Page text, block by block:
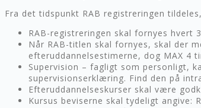
Fra det tidspunkt RAB registreringen
RAB-registreringen skal fornyes hvert
Når RAB-titlen skal fornyes, skal der
efteruddannelsestimerne, dog MAX 4
Supervision – fagligt som personligt,
supervisionserklæring. Find den på
Efteruddannelseskurser skal være
Kursus beviserne skal tydeligt angive: